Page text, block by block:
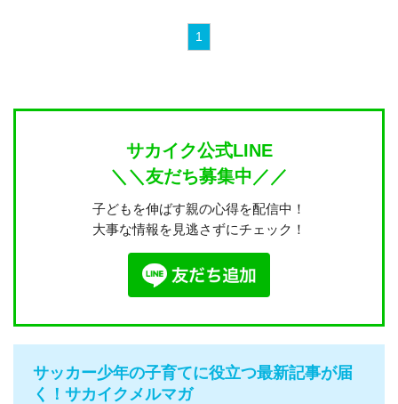
1
サカイク公式LINE
＼＼友だち募集中／／
子どもを伸ばす親の心得を配信中！
大事な情報を見逃さずにチェック！
サッカー少年の子育てに役立つ最新記事が届
く！サカイクメルマガ